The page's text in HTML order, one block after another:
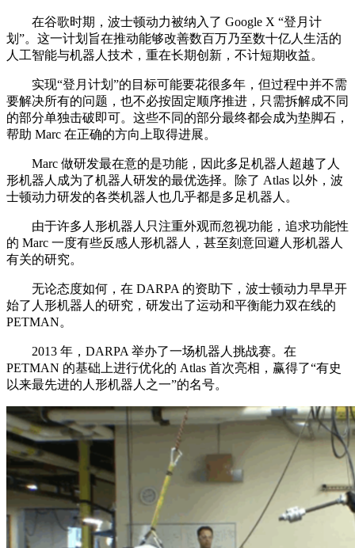
在谷歌时期，波士顿动力被纳入了 Google X “登月计
划”。这一计划旨在推动能够改善数百万乃至数十亿人生活的
人工智能与机器人技术，重在长期创新，不计短期收益。
实现“登月计划”的目标可能要花很多年，但过程中并不需
要解决所有的问题，也不必按固定顺序推进，只需拆解成不同
的部分单独击破即可。这些不同的部分最终都会成为垫脚石，
帮助 Marc 在正确的方向上取得进展。
Marc 做研发最在意的是功能，因此多足机器人超越了人
形机器人成为了机器人研发的最优选择。除了 Atlas 以外，波
士顿动力研发的各类机器人也几乎都是多足机器人。
由于许多人形机器人只注重外观而忽视功能，追求功能性
的 Marc 一度有些反感人形机器人，甚至刻意回避人形机器人
有关的研究。
无论态度如何，在 DARPA 的资助下，波士顿动力早早开
始了人形机器人的研究，研发出了运动和平衡能力双在线的
PETMAN。
2013 年，DARPA 举办了一场机器人挑战赛。在
PETMAN 的基础上进行优化的 Atlas 首次亮相，赢得了“有史
以来最先进的人形机器人之一”的名号。